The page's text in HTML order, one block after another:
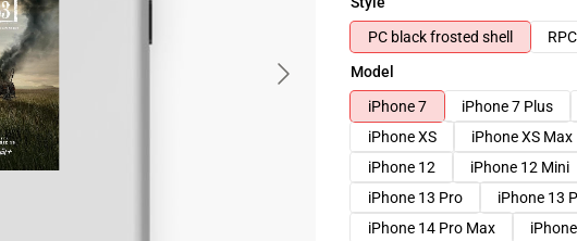
PC black frosted shell
Model
iPhone 7
iPhone 7 Plus
iPhone XS
iPhone XS Max
iPhone 12
iPhone 12 Mini
iPhone 13 Pro
iPhone 13
iPhone 14 Pro Max